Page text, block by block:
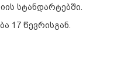
სტანდარტებში.
17 წევრისგან.